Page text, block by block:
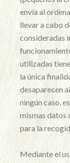
envía al
llevar a cabo
consideradas
utilizadas
la única
desaparecen
ningún caso,
mismas datos
para la
Mediante el